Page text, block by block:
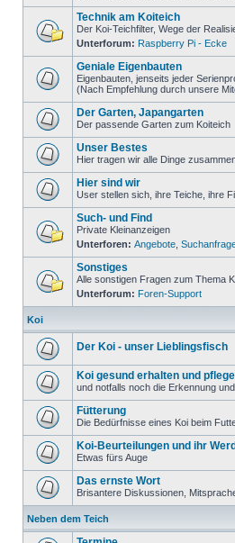
Technik am Koiteich
Der Koi-Teichfilter, Wege der
Unterforum: Raspberry Pi - Ecke
Geniale Eigenbauten
Eigenbauten, jenseits jeder
(Nach Empfehlung durch unsere
Der Garten, Japangarten
Der passende Garten zum Koiteich
Unser Bestes
Hier tragen wir alle Dinge
Hier sind wir
User stellen sich, ihre Teiche, ihre
Such- und Find
Private Kleinanzeigen
Unterforen: Angebote
Sonstiges
Alle sonstigen Fragen zum Thema
Unterforum: Foren-Support
Koi
Der Koi - unser Lieblingsfisch
Koi gesund erhalten und
und notfalls noch die Erkennung
Fütterung
Die Bedürfnisse eines Koi beim
Koi-Beurteilungen und ihr
Etwas fürs Auge
Das ernste Wort
Brisantere Diskussionen,
Neben dem Teich